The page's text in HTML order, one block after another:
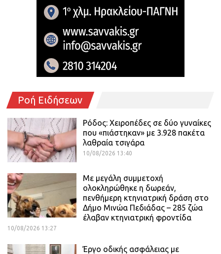
Ροή Ειδήσεων
Ρόδος: Χειροπέδες σε δύο γυναίκες
που «πιάστηκαν» με 3.928 πακέτα
λαθραία τσιγάρα
10/08/2026 13:40
Με μεγάλη συμμετοχή
ολοκληρώθηκε η δωρεάν,
πενθήμερη κτηνιατρική δράση στο
Δήμο Μινώα Πεδιάδας – 285 ζώα
έλαβαν κτηνιατρική φροντίδα
10/08/2026 13:27
Έργο οδικής ασφάλειας με